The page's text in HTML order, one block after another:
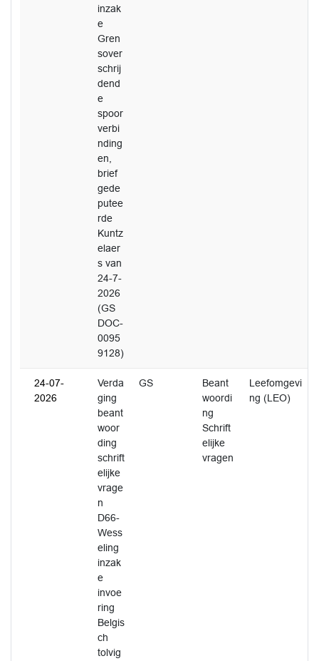
inzak
e
Gren
sover
schrij
dend
e
spoor
verbi
nding
en,
brief
gede
putee
rde
Kuntz
elaer
s van
24-7-
2026
(GS
DOC-
0095
9128)
24-07-
2026
Verda
ging
beant
woor
ding
schrift
elijke
vrage
n
D66-
Wess
eling
inzak
e
invoe
ring
Belgis
ch
tolvig
GS
Beant
woordi
ng
Schrift
elijke
vragen
Leefomgevi
ng (LEO)